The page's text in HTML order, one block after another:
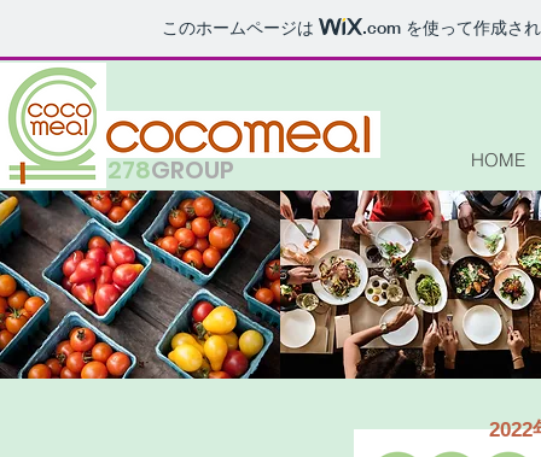
このホームページは .comを使って作成さ
278GROUP HOME
2022